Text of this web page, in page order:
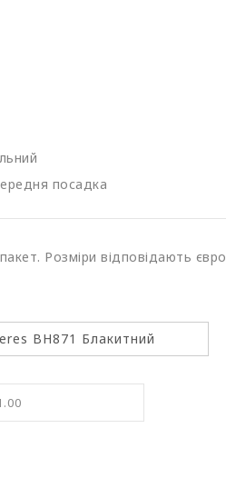
посадка
Розміри відповідають